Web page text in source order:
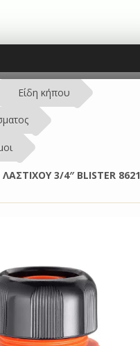
Είδη κήπου
3/4″ BLISTER 8621